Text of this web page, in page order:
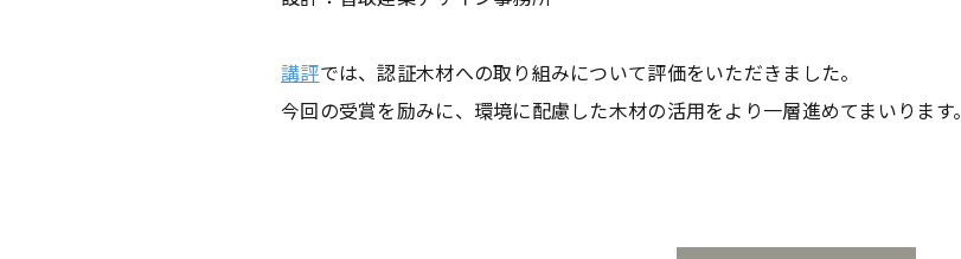
講評では、認証木材への取り組みについて評価をいただきました。
今回の受賞を励みに、環境に配慮した木材の活用をより一層進めてまいります。